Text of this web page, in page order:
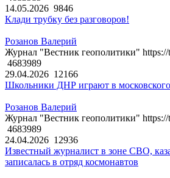
14.05.2026 9846
Клади трубку без разговоров!
Розанов Валерий
Журнал "Вестник геополитики" https://
4683989
29.04.2026 12166
Школьники ДНР играют в
Розанов Валерий
Журнал "Вестник геополитики" https://
4683989
24.04.2026 12936
Известный журналист в зоне СВО,
записалась в отряд космонавтов